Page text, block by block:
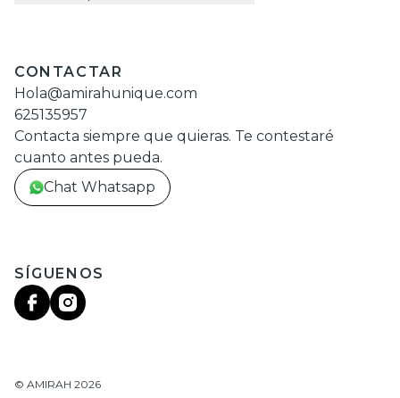
CONTACTAR
Hola@amirahunique.com
625135957
Contacta siempre que quieras. Te contestaré
cuanto antes pueda.
Chat Whatsapp
SÍGUENOS
© AMIRAH 2026